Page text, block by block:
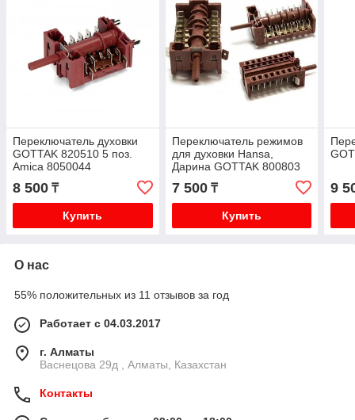
Переключатель духовки
GOTTAK 820510 5 поз.
Amica 8050044
8 500 ₸
Купить
Переключатель режимов
для духовки Hansa,
Дарина GOTTAK 800803
7 500₸
Купить
9
О нас
55% положительных из 11 отзывов за год
Работает с 04.03.2017
г. Алматы
Васнецова 29д , Алматы, Казахстан
Контакты